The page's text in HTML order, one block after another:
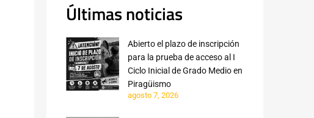
Últimas noticias
Abierto el plazo de inscripción
para la prueba de acceso al I
Ciclo Inicial de Grado Medio en
Piragüismo
agosto 7, 2026